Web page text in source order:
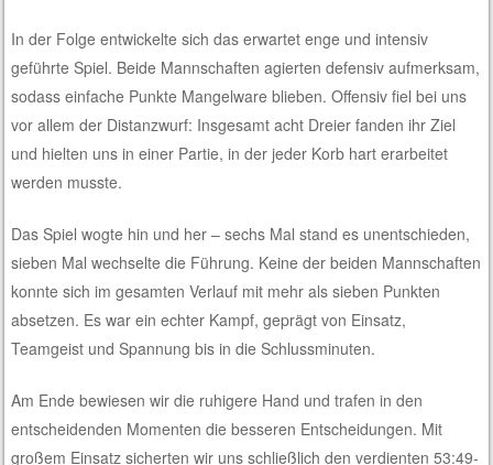
In der Folge entwickelte sich das erwartet enge und intensiv
geführte Spiel. Beide Mannschaften agierten defensiv aufmerksam,
sodass einfache Punkte Mangelware blieben. Offensiv fiel bei uns
vor allem der Distanzwurf: Insgesamt acht Dreier fanden ihr Ziel
und hielten uns in einer Partie, in der jeder Korb hart erarbeitet
werden musste.
Das Spiel wogte hin und her – sechs Mal stand es unentschieden,
sieben Mal wechselte die Führung. Keine der beiden Mannschaften
konnte sich im gesamten Verlauf mit mehr als sieben Punkten
absetzen. Es war ein echter Kampf, geprägt von Einsatz,
Teamgeist und Spannung bis in die Schlussminuten.
Am Ende bewiesen wir die ruhigere Hand und trafen in den
entscheidenden Momenten die besseren Entscheidungen. Mit
großem Einsatz sicherten wir uns schließlich den verdienten 53:49-